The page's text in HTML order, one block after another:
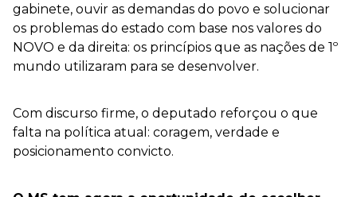
gabinete, ouvir as demandas do povo e solucionar
os problemas do estado com base nos valores do
NOVO e da direita: os princípios que as nações de 1º
mundo utilizaram para se desenvolver.
Com discurso firme, o deputado reforçou o que
falta na política atual: coragem, verdade e
posicionamento convicto.